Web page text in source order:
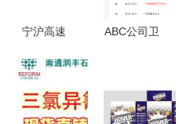
宁沪高速
绩点评 净
利增长
ABC公司卫
创新与法律